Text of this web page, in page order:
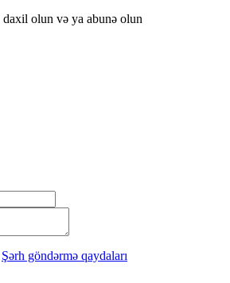
olun və ya abunə olun
Şərh göndərmə qaydaları